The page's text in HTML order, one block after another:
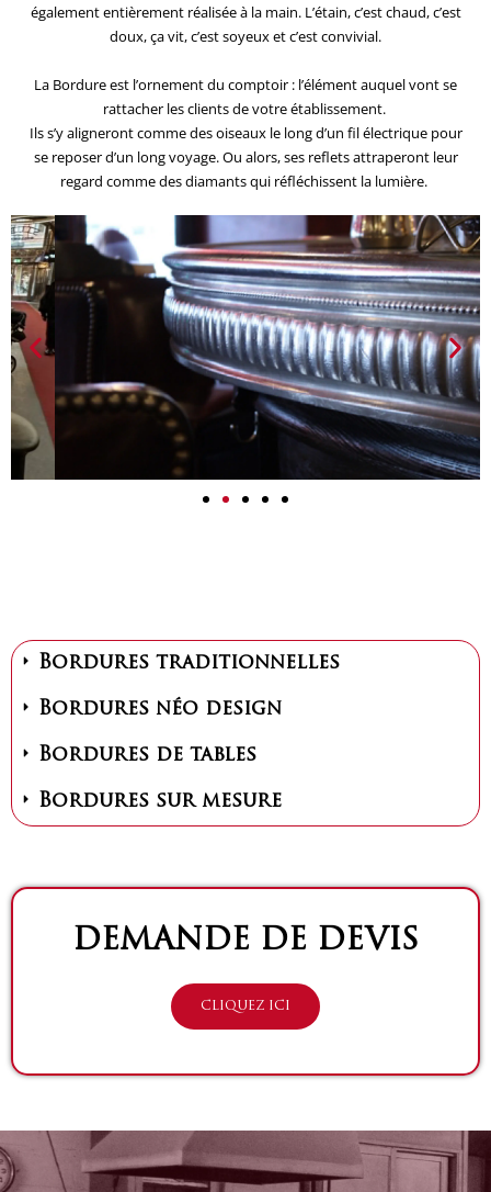
également entièrement réalisée à la main. L’étain, c’est chaud, c’est
doux, ça vit, c’est soyeux et c’est convivial.
La Bordure est l’ornement du comptoir : l’élément auquel vont se
rattacher les clients de votre établissement.
Ils s’y aligneront comme des oiseaux le long d’un fil électrique pour
se reposer d’un long voyage. Ou alors, ses reflets attraperont leur
regard comme des diamants qui réfléchissent la lumière.
Bordures traditionnelles
Bordures néo design
Bordures de tables
Bordures sur mesure
DEMANDE DE DEVIS
CLIQUEZ ICI